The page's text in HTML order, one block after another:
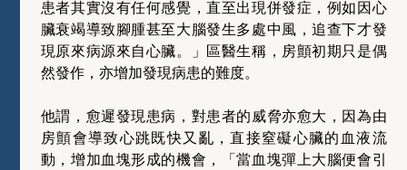
患者其實沒有任何感覺，直至出現併發症，例如因心
臟衰竭導致腳腫甚至大腦發生多處中風，追查下才發
現原來病源來自心臟。」區醫生稱，房顫初期只是偶
然發作，亦增加發現病患的難度。
他謂，愈遲發現患病，對患者的威脅亦愈大，因為由
房顫會導致心跳既快又亂，直接窒礙心臟的血液流
動，增加血塊形成的機會，「當血塊彈上大腦便會引